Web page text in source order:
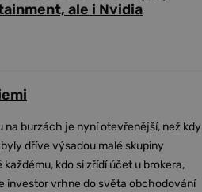
ale i Nvidia
burzách je nyní otevřenější, než kdy
dříve výsadou malé skupiny
kdo si zřídí účet u brokera,
investor vrhne do světa obchodování